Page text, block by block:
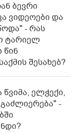
ბევრი
ვიდეოები და
- რას
ტარიელ
წინ
შესახებ?
ელ­ჭე­ქი,
-